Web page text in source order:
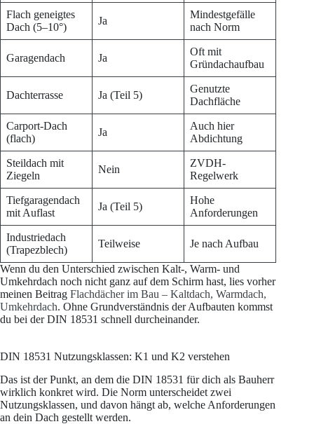
Flach geneigtes
Dach (5–10°)
Ja
Mindestgefälle
nach Norm
Garagendach Ja
Oft mit
Gründachaufbau
Dachterrasse Ja (Teil 5)
Genutzte
Dachfläche
Carport-Dach
(flach)
Ja
Auch hier
Abdichtung
Steildach mit
Ziegeln
Nein
ZVDH-
Regelwerk
Tiefgaragendach
mit Auflast
Ja (Teil 5)
Hohe
Anforderungen
Industriedach
(Trapezblech)
Teilweise Je nach Aufbau
Wenn du den Unterschied zwischen Kalt-, Warm- und
Umkehrdach noch nicht ganz auf dem Schirm hast, lies vorher
meinen Beitrag Flachdächer im Bau – Kaltdach, Warmdach,
Umkehrdach. Ohne Grundverständnis der Aufbauten kommst
du bei der DIN 18531 schnell durcheinander.
DIN 18531 Nutzungsklassen: K1 und K2 verstehen
Das ist der Punkt, an dem die DIN 18531 für dich als Bauherr
wirklich konkret wird. Die Norm unterscheidet zwei
Nutzungsklassen, und davon hängt ab, welche Anforderungen
an dein Dach gestellt werden.